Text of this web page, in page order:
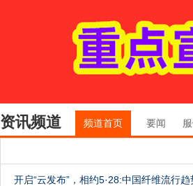
资讯频道 频道首页 要闻
开启“云发布”，相约5·28:中国纤维流行